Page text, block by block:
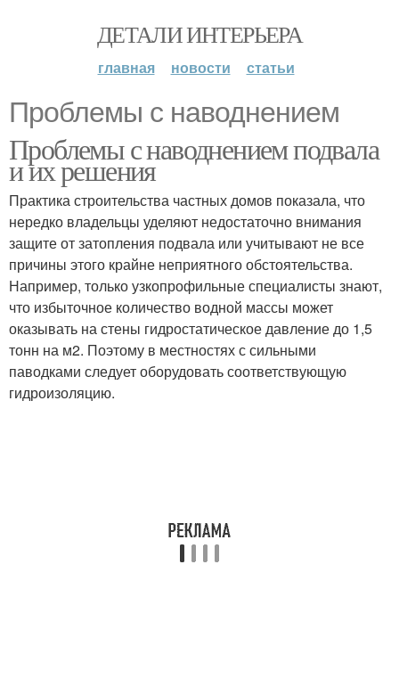
ДЕТАЛИ ИНТЕРЬЕРА
главная новости статьи
Проблемы с наводнением
Проблемы с наводнением подвала
и их решения
Практика строительства частных домов показала, что
нередко владельцы уделяют недостаточно внимания
защите от затопления подвала или учитывают не все
причины этого крайне неприятного обстоятельства.
Например, только узкопрофильные специалисты знают,
что избыточное количество водной массы может
оказывать на стены гидростатическое давление до 1,5
тонн на м2. Поэтому в местностях с сильными
паводками следует оборудовать соответствующую
гидроизоляцию.